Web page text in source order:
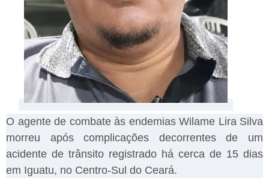
O agente de combate às endemias Wilame Lira Silva
morreu após complicações decorrentes de um
acidente de trânsito registrado há cerca de 15 dias
em Iguatu, no Centro-Sul do Ceará.